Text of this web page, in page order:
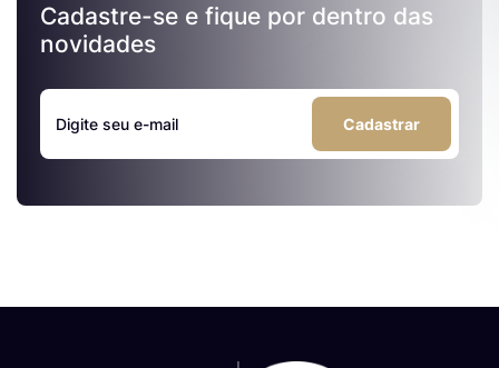
Cadastre-se e fique por dentro das
novidades
Cadastrar